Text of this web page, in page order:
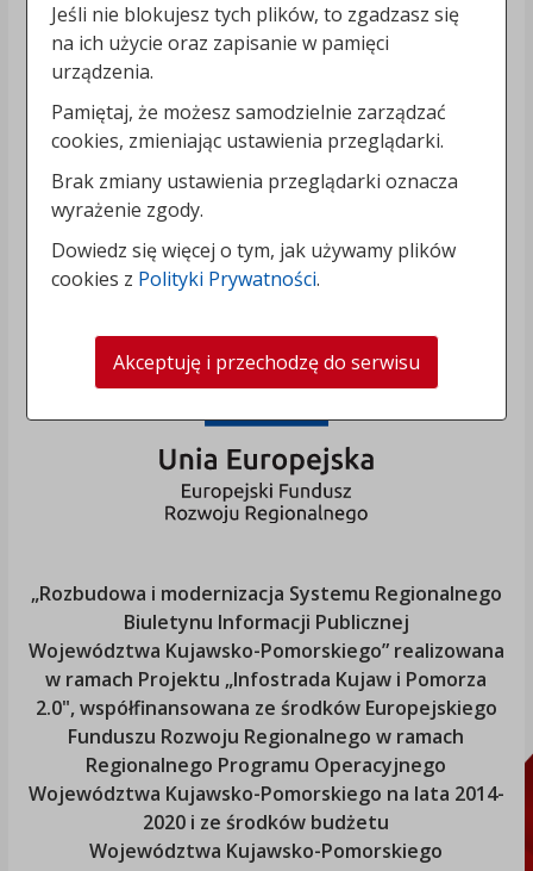
„Rozbudowa i modernizacja Systemu Regionalnego
Biuletynu Informacji Publicznej
Województwa Kujawsko-Pomorskiego” realizowana
w ramach Projektu „Infostrada Kujaw i Pomorza
2.0", współfinansowana ze środków Europejskiego
Funduszu Rozwoju Regionalnego w ramach
Regionalnego Programu Operacyjnego
Województwa Kujawsko-Pomorskiego na lata 2014-
2020 i ze środków budżetu
Województwa Kujawsko-Pomorskiego
Jeśli nie blokujesz tych plików, to zgadzasz się
na ich użycie oraz zapisanie w pamięci
urządzenia.
Pamiętaj, że możesz samodzielnie zarządzać
cookies, zmieniając ustawienia przeglądarki.
Brak zmiany ustawienia przeglądarki oznacza
wyrażenie zgody.
Dowiedz się więcej o tym, jak używamy plików
cookies z Polityki Prywatności.
Akceptuję i przechodzę do serwisu